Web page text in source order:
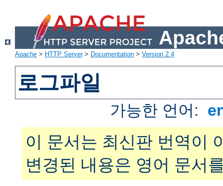
Apache > HTTP Server> Documentation > Version 2.4
로그파일
가능한 언어:
이 문서는 최신판 번역이
변경된 내용은 영어 문서